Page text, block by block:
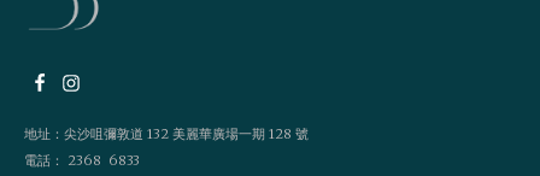
地址：尖沙咀彌敦道 132 美麗華廣場一期 128 號
電話： 2368 6833